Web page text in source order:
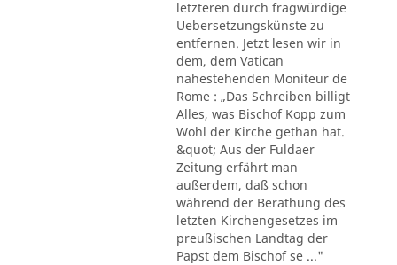
letzteren durch fragwürdige
Uebersetzungskünste zu
entfernen. Jetzt lesen wir in
dem, dem Vatican
nahestehenden Moniteur de
Rome : „Das Schreiben billigt
Alles, was Bischof Kopp zum
Wohl der Kirche gethan hat.
&quot; Aus der Fuldaer
Zeitung erfährt man
außerdem, daß schon
während der Berathung des
letzten Kirchengesetzes im
preußischen Landtag der
Papst dem Bischof se ..."